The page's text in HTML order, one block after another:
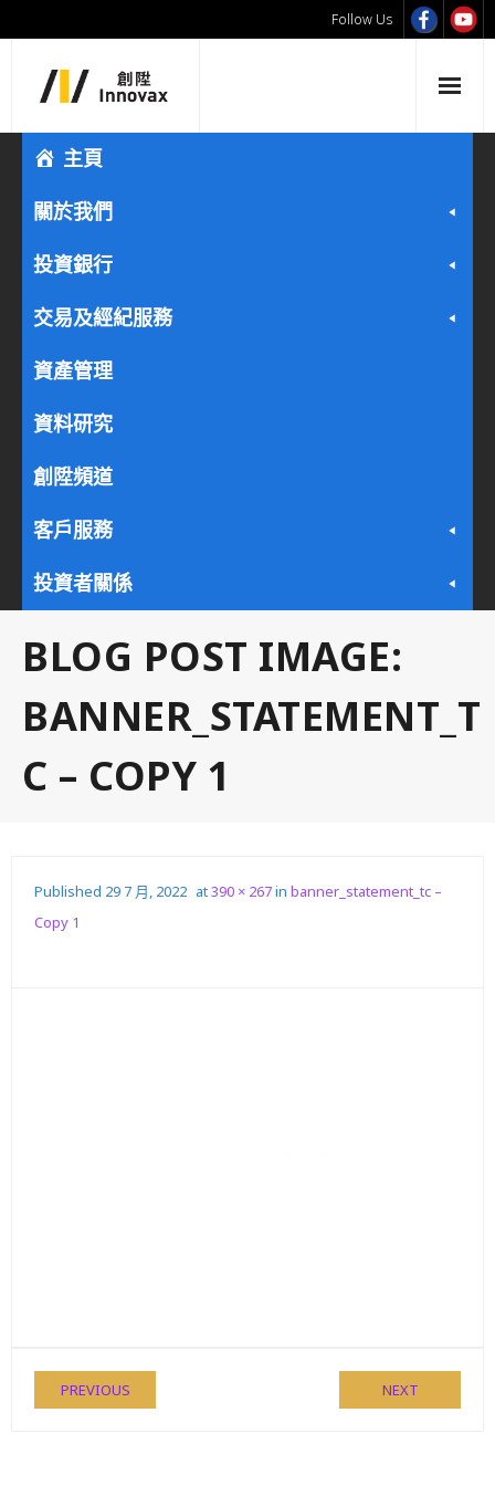
Follow Us
主頁
關於我們
投資銀行
交易及經紀服務
資產管理
資料研究
創陞頻道
客戶服務
投資者關係
BLOG POST IMAGE:
BANNER_STATEMENT_T
C – COPY 1
Published 29 7 月, 2022 at390 × 267in banner_statement_tc –
Copy 1
PREVIOUS NEXT